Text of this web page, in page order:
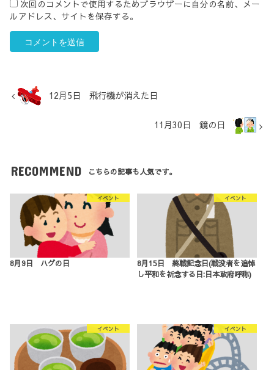
次回のコメントで使用するためブラウザーに自分の名前、メー
ルアドレス、サイトを保存する。
12月5日 飛行機が消えた日
11月30日 鏡の日
RECOMMEND こちらの記事も人気です。
イベント
8月9日 ハグの日
イベント
8月15日 終戦記念日(戦没者を追悼
し平和を祈念する日:日本政府呼称)
イベント イベント